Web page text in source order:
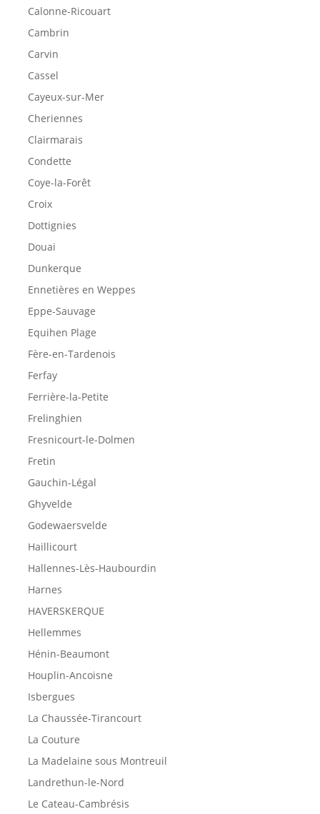
Calonne-Ricouart
Cambrin
Carvin
Cassel
Cayeux-sur-Mer
Cheriennes
Clairmarais
Condette
Coye-la-Forêt
Croix
Dottignies
Douai
Dunkerque
Ennetières en Weppes
Eppe-Sauvage
Equihen Plage
Fère-en-Tardenois
Ferfay
Ferrière-la-Petite
Frelinghien
Fresnicourt-le-Dolmen
Fretin
Gauchin-Légal
Ghyvelde
Godewaersvelde
Haillicourt
Hallennes-Lès-Haubourdin
Harnes
HAVERSKERQUE
Hellemmes
Hénin-Beaumont
Houplin-Ancoisne
Isbergues
La Chaussée-Tirancourt
La Couture
La Madelaine sous Montreuil
Landrethun-le-Nord
Le Cateau-Cambrésis